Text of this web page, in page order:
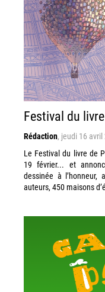
Festival du
Rédaction, jeudi 16
Le Festival du livre de
19 février... et
dessinée à
auteurs, 450 maisons